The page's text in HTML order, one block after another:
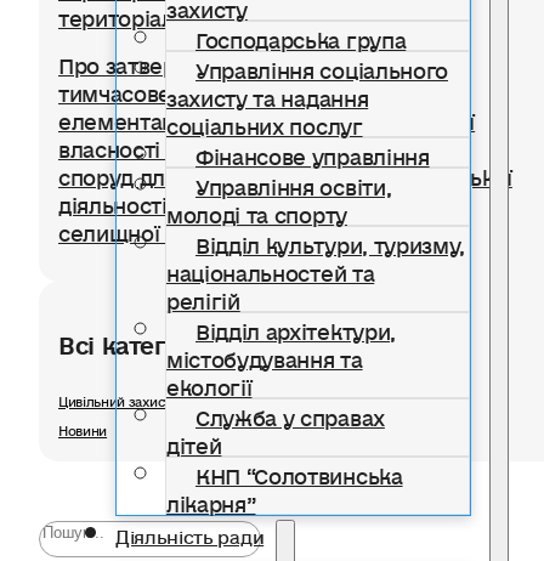
Господарська група
Управління соціального
захисту та надання
соціальних послуг
Фінансове управління
Управління освіти,
молоді та спорту
Відділ культури, туризму,
національностей та
релігій
Відділ архітектури,
містобудування та
екології
Служба у справах
дітей
КНП “Солотвинська
лікарня”
Діяльність ради
територіальної громади
Про затвердження Положення про
тимчасове користування окремими
елементами благоустрою комунальної
власності для розміщення тимчасових
споруд для провадження підприємницької
діяльності на території Солотвинської
селищної територіальної громади
Всі категорії розділу
Цивільний захист
Новини